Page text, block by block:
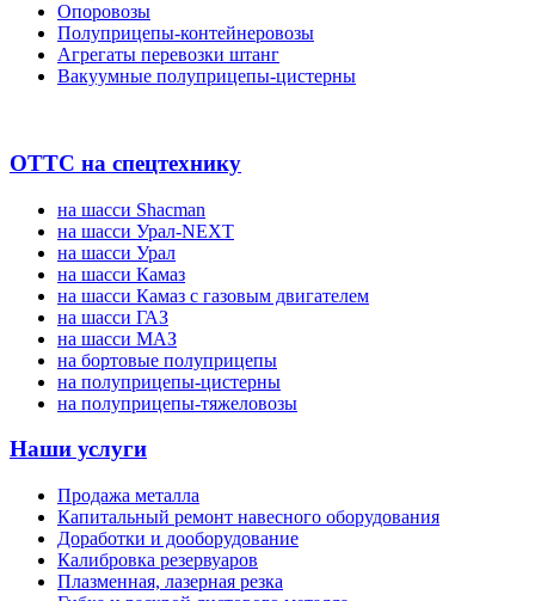
Опоровозы
Полуприцепы-контейнеровозы
Агрегаты перевозки штанг
Вакуумные полуприцепы-цистерны
ОТТС на спецтехнику
на шасси Shacman
на шасси Урал-NEXT
на шасси Урал
на шасси Камаз
на шасси Камаз с газовым двигателем
на шасси ГАЗ
на шасси МАЗ
на бортовые полуприцепы
на полуприцепы-цистерны
на полуприцепы-тяжеловозы
Наши услуги
Продажа металла
Капитальный ремонт навесного оборудования
Доработки и дооборудование
Калибровка резервуаров
Плазменная, лазерная резка